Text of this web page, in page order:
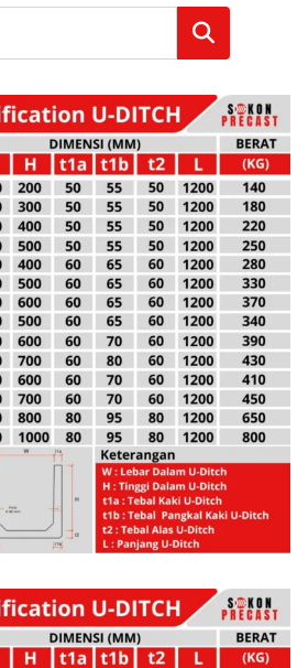
Cari